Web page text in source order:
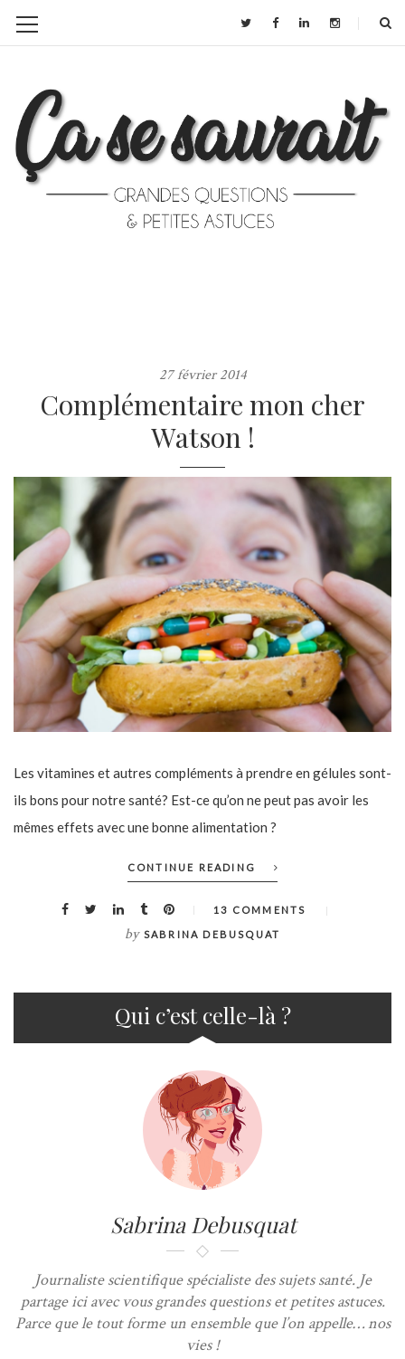
27 février 2014
Complémentaire mon cher
Watson !
Les vitamines et autres compléments à prendre en gélules sont-
ils bons pour notre santé? Est-ce qu’on ne peut pas avoir les
mêmes effets avec une bonne alimentation ?
CONTINUE READING
13 COMMENTS
by SABRINA DEBUSQUAT
Qui c’est celle-là ?
Sabrina Debusquat
Journaliste scientifique spécialiste des sujets santé. Je
partage ici avec vous grandes questions et petites astuces.
Parce que le tout forme un ensemble que l’on appelle… nos
vies !